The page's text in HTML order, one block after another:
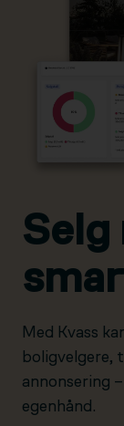
Selg
Med Kvass
boligvelgere,
annonsering
egenhånd.